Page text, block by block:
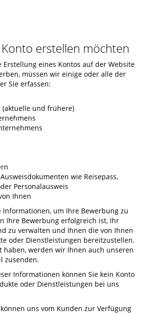
erstellen möchten
Erstellung eines Kontos auf der Website
müssen wir einige oder alle der
Sie erfassen:
(aktuelle und frühere)
wie Reisepass,
Personalausweis
Ihnen
Informationen, um Ihre Bewerbung zu
Ihre Bewerbung erfolgreich ist, Ihr
zu verwalten und Ihnen die von Ihnen
oder Dienstleistungen bereitzustellen.
haben, werden wir Ihnen auch unseren
zusenden.
Informationen können Sie kein Konto
oder Dienstleistungen bei uns
uns vom Kunden zur Verfügung